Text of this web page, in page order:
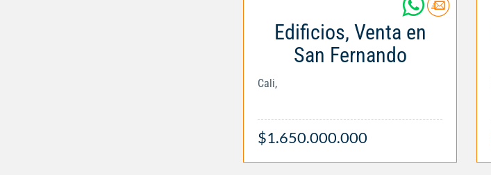
Edificios, Venta en
San Fernando
Cali,
$1.650.000.000